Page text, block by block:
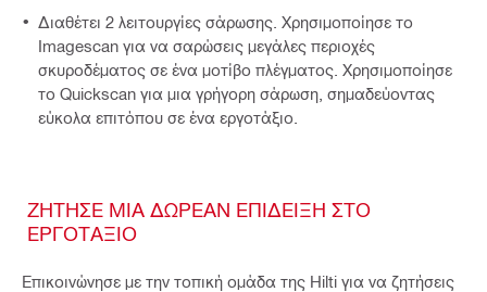
Διαθέτει 2 λειτουργίες σάρωσης. Χρησιμοποίησε το
Imagescan για να σαρώσεις μεγάλες περιοχές
σκυροδέματος σε ένα μοτίβο πλέγματος. Χρησιμοποίησε
το Quickscan για μια γρήγορη σάρωση, σημαδεύοντας
εύκολα επιτόπου σε ένα εργοτάξιο.
ΖΗΤΗΣΕ ΜΙΑ ΔΩΡΕΑΝ ΕΠΙΔΕΙΞΗ ΣΤΟ
ΕΡΓΟΤΑΞΙΟ
Επικοινώνησε με την τοπική ομάδα της Hilti για να ζητήσεις